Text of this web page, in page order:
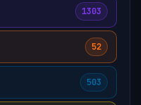
1303
52
503